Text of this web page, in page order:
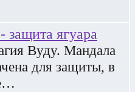
защита ягуара
Вуду. Мандала
для защиты, в